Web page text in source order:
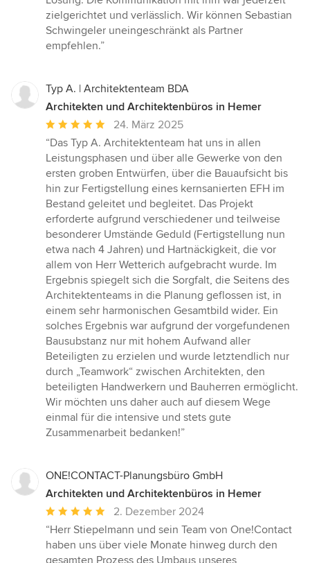
zielgerichtet und verlässlich. Wir können Sebastian
Schwingeler uneingeschränkt als Partner
empfehlen.”
Typ A. | Architektenteam BDA
Architekten und Architektenbüros in Hemer
Durchschnittliche
Bewertung:
5
von
5
Sternen
24. März 2025
“Das Typ A. Architektenteam hat uns in allen
Leistungsphasen und über alle Gewerke von den
ersten groben Entwürfen, über die Bauaufsicht bis
hin zur Fertigstellung eines kernsanierten EFH im
Bestand geleitet und begleitet. Das Projekt
erforderte aufgrund verschiedener und teilweise
besonderer Umstände Geduld (Fertigstellung nun
etwa nach 4 Jahren) und Hartnäckigkeit, die vor
allem von Herr Wetterich aufgebracht wurde. Im
Ergebnis spiegelt sich die Sorgfalt, die Seitens des
Architektenteams in die Planung geflossen ist, in
einem sehr harmonischen Gesamtbild wider. Ein
solches Ergebnis war aufgrund der vorgefundenen
Bausubstanz nur mit hohem Aufwand aller
Beteiligten zu erzielen und wurde letztendlich nur
durch „Teamwork“ zwischen Architekten, den
beteiligten Handwerkern und Bauherren ermöglicht.
Wir möchten uns daher auch auf diesem Wege
einmal für die intensive und stets gute
Zusammenarbeit bedanken!”
ONE!CONTACT-Planungsbüro GmbH
Architekten und Architektenbüros in Hemer
Durchschnittliche
Bewertung:
5
von
2. Dezember 2024
“Herr Stiepelmann und sein Team von One!Contact
haben uns über viele Monate hinweg durch den
gesamten Prozess des Umbaus unseres